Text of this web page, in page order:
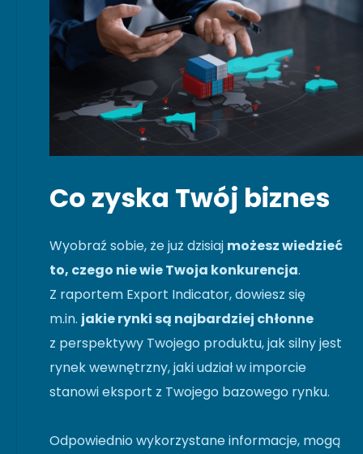
Co zyska Twój biznes
Wyobraź sobie, że już dzisiaj możesz wiedzieć
to, czego nie wie Twoja konkurencja.
Z raportem Export Indicator, dowiesz się
m.in. jakie rynki są najbardziej chłonne
z perspektywy Twojego produktu, jak silny jest
rynek wewnętrzny, jaki udział w imporcie
stanowi eksport z Twojego bazowego rynku.
Odpowiednio wykorzystane informacje, mogą